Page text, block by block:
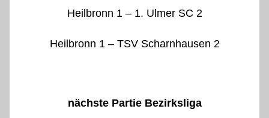
Heilbronn 1 – 1. Ulmer SC 2
Heilbronn 1 – TSV Scharnhausen 2
nächste Partie Bezirksliga